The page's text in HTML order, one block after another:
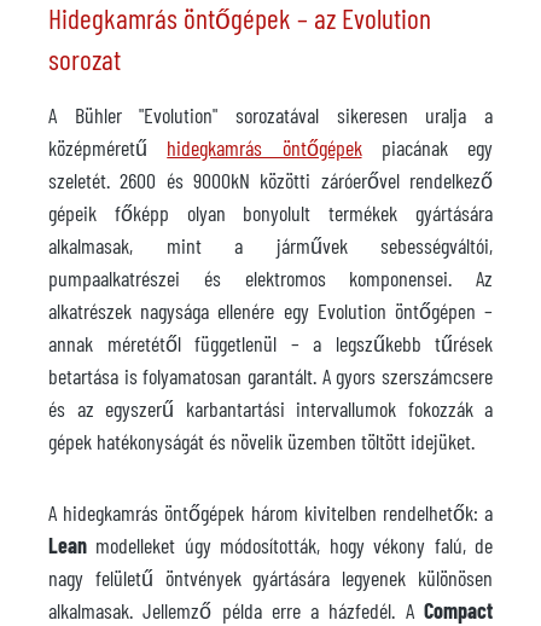
Hidegkamrás öntőgépek – az Evolution
sorozat
A Bühler "Evolution" sorozatával sikeresen uralja a
középméretű hidegkamrás öntőgépekpiacának egy
szeletét. 2600 és 9000kN közötti záróerővel rendelkező
gépeik főképp olyan bonyolult termékek gyártására
alkalmasak, mint a járművek sebességváltói,
pumpaalkatrészei és elektromos komponensei. Az
alkatrészek nagysága ellenére egy Evolution öntőgépen –
annak méretétől függetlenül – a legszűkebb tűrések
betartása is folyamatosan garantált. A gyors szerszámcsere
és az egyszerű karbantartási intervallumok fokozzák a
gépek hatékonyságát és növelik üzemben töltött idejüket.
A hidegkamrás öntőgépek három kivitelben rendelhetők: a
Lean modelleket úgy módosították, hogy vékony falú, de
nagy felületű öntvények gyártására legyenek különösen
alkalmasak. Jellemző példa erre a házfedél. A Compact